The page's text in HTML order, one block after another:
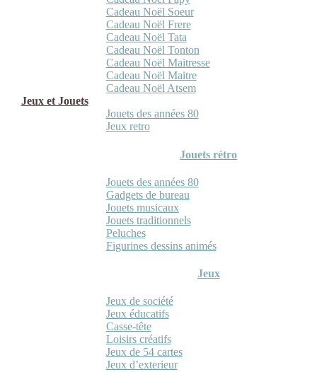
Cadeau Noël Soeur
Cadeau Noël Frere
Cadeau Noël Tata
Cadeau Noël Tonton
Cadeau Noël Maitresse
Cadeau Noël Maitre
Cadeau Noël Atsem
Jeux et Jouets
Jouets des années 80
Jeux retro
Jouets rétro
Jouets des années 80
Gadgets de bureau
Jouets musicaux
Jouets traditionnels
Peluches
Figurines dessins animés
Jeux
Jeux de société
Jeux éducatifs
Casse-tête
Loisirs créatifs
Jeux de 54 cartes
Jeux d’exterieur